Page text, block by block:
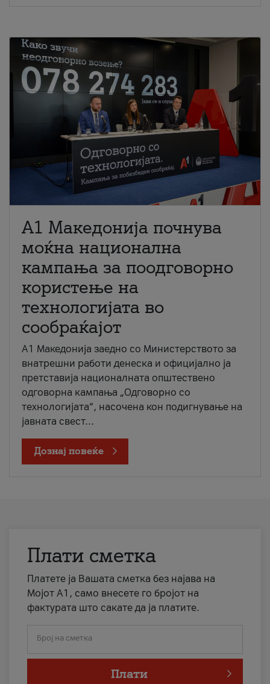
A1 Македонија почнува
моќна национална
кампања за поодговорно
користење на
технологијата во
сообраќајот
A1 Македонија заедно со Министерството за
внатрешни работи денеска и официјално ја
претставија националната општествено
одговорна кампања „Одговорно со
технологијата“, насочена кон подигнување на
јавната свест...
Дознај повеќе
Плати сметка
Платете ја Вашата сметка без најава на
Мојот А1, само внесете го бројот на
фактурата што сакате да ја платите.
Број на сметка
Плати